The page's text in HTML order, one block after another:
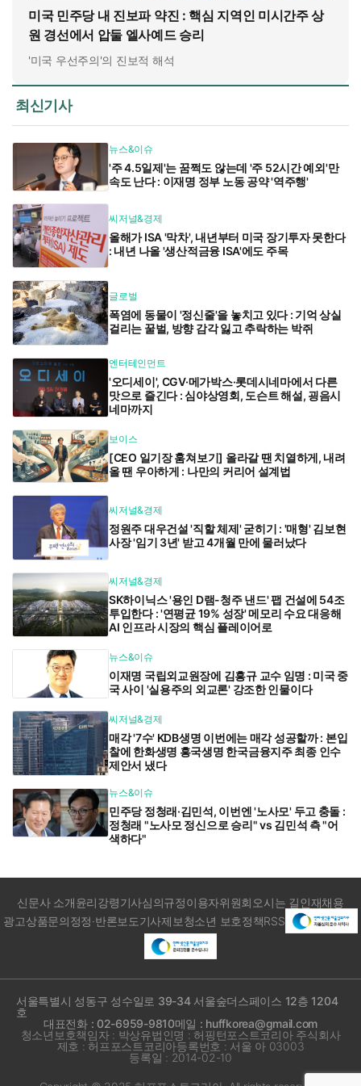
미국 민주당 내 진보파 약진 : 핵심 지역인 미시간주 상
원 경선에서 압둘 엘사예드 승리
'미국 우선주의'의 진보적 해석
최신기사
뉴스&이슈
'주 4.5일제'는 꿈쩍도 않는데 '주 52시간 예외'만
속도 난다 : 이재명 정부 노동 공약 '역주행'
씨저널&경제
올해가 ISA '막차', 내년부터 미국 장기투자 못한다
: 내년 나올 '생산적금융 ISA'에도 주목
글로벌
폭염에 동물이 '정신줄'을 놓치고 있다 : 기억 상실
걸리는 꿀벌, 방향 감각 잃고 추락하는 박쥐
엔터테인먼트
'오디세이', CGV·메가박스·롯데시네마에서 다른
맛으로 즐긴다 : 심야상영회, 도슨트 해설, 굉음시
네마까지
보이스
[CEO 일기장 훔쳐보기] 올라갈 땐 치열하게, 내려
올 땐 우아하게 : 나만의 커리어 설계법
씨저널&경제
정원주 대우건설 '직할 체제' 굳히기 : '매형' 김보현
사장 '임기 3년' 받고 4개월 만에 물러났다
씨저널&경제
SK하이닉스 '용인 D램-청주 낸드' 팹 건설에 54조
투입한다 : '연평균 19% 성장' 메모리 수요 대응해
AI 인프라 시장의 핵심 플레이어로
뉴스&이슈
이재명 국립외교원장에 김흥규 교수 임명 : 미국 중
국 사이 '실용주의 외교론' 강조한 인물이다
씨저널&경제
매각 '7수' KDB생명 이번에는 매각 성공할까 : 본입
찰에 한화생명 흥국생명 한국금융지주 최종 인수
제안서 냈다
뉴스&이슈
민주당 정청래·김민석, 이번엔 '노사모' 두고 충돌 :
정청래 "노사모 정신으로 승리" vs 김민석 측 "어
색하다"
신문사 소개윤리강령기사심의규정이용자위원회 오시는 길인재채용
광고상품문의정정·반론보도기사제보청소년 보호정책RSS
서울특별시 성동구 성수일로 39-34 서울숲더스페이스 12층 1204
호
대표전화 : 02-6959-9810메일 : huffkorea@gmail.com
청소년보호책임자 : 박상유법인명 : 허핑턴포스트코리아 주식회사
제호 : 허프포스트코리아등록번호 : 서울 아 03003
등록일 : 2014-02-10